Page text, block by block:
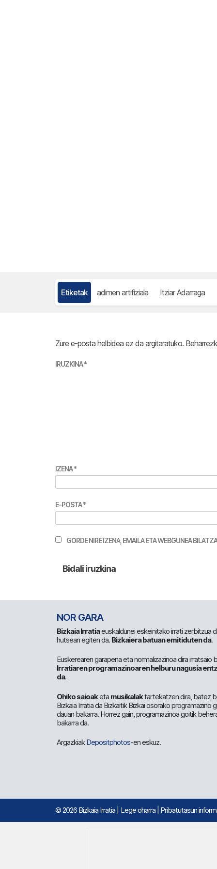
Etiketak adimen artifiziala Itziar Adarraga
Zure e-posta helbidea ez da argitaratuko.
IRUZKINA*
IZENA*
E-POSTA*
GORDE NIRE IZENA, EMAILA ETA WEBGUNEA
NOR GARA
Bizkaia Irratiaeuskaldunei eskeinitako irrati zerbitzua
hutsean egiten da. Bizkaiera batuan emitiduten da.
Euskerearen garapena eta normalizazinoa dira irratsaio
Irratiaren programazinoaren helburu nagusia
da.
Ohiko saioaketa musikalaktartekatzen dira, batez
Bizkaia Irratia da Bizkaitik Bizkai osorako
dauan bakarra. Horrez gain, programazinoa goitik
bakarra da.
ArgazkiakDepositphotos-en eskuz.
© 2026 Bizkaia Irratia Lege oharra Pribatutasun